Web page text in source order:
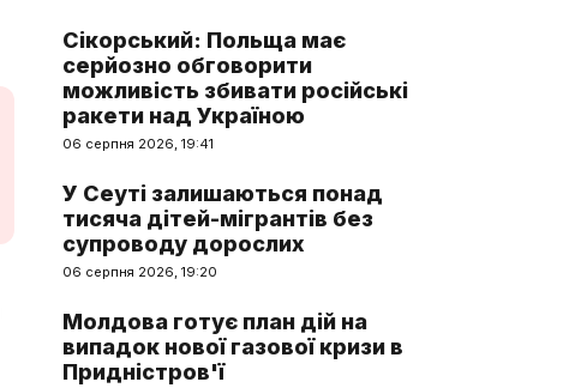
Сікорський: Польща має
серйозно обговорити
можливість збивати російські
ракети над Україною
06 серпня 2026, 19:41
У Сеуті залишаються понад
тисяча дітей-мігрантів без
супроводу дорослих
06 серпня 2026, 19:20
Молдова готує план дій на
випадок нової газової кризи в
Придністров'ї